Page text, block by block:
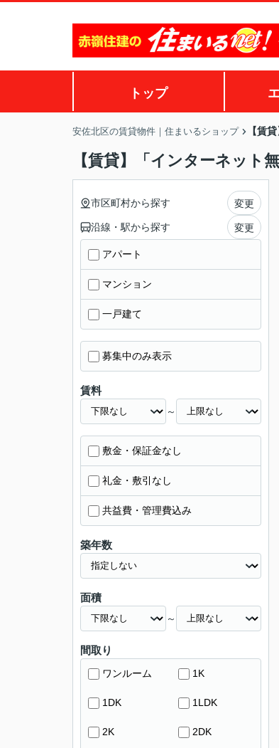
トップ
安佐北区の賃貸物件｜住まいるショップ 【賃
【賃貸】「インターネット
市区町村から探す 変更
沿線・駅から探す 変更
アパート
マンション
一戸建て
募集中のみ表示
賃料
～
敷金・保証金なし
礼金・敷引なし
共益費・管理費込み
築年数
面積
～
間取り
ワンルーム 1K
1DK 1LDK
2K 2DK